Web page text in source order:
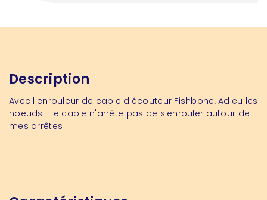
Description
Avec l'enrouleur de cable d'écouteur Fishbone, Adieu les
noeuds : Le cable n'arrête pas de s'enrouler autour de
mes arrêtes !